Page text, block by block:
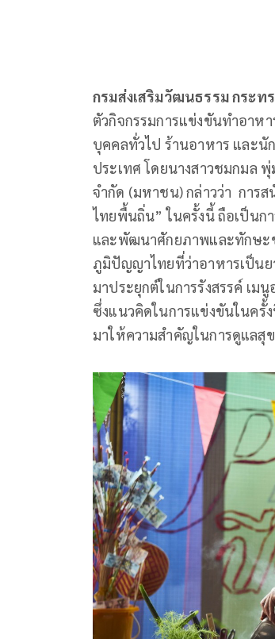
กรมส่งเสริมวัฒนธรรม กระท
ตัวกิจกรรมการแข่งขันทำอาห
บุคคลทั่วไป ร้านอาหาร และนั
ประเทศ โดยนางสาวชมกมล
จำกัด (มหาชน) กล่าวว่า การส
ไทยพื้นถิ่น” ในครั้งนี้ ถือเป็นก
และพัฒนาศักยภาพและทักษะข
ภูมิปัญญาไทยที่ว่าอาหารเป็น
มาประยุกต์ในการรังสรรค์ เม
ซึ่งแนวคิดในการแข่งขันในค
มาให้ความสำคัญในการดูแลสุ